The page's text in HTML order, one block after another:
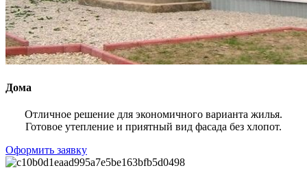
Дома
Отличное решение для экономичного варианта жилья.
Готовое утепление и приятный вид фасада без хлопот.
Оформить заявку